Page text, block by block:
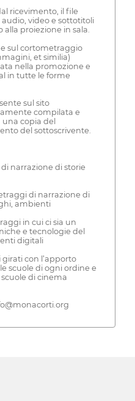
ricevimento, il file
video e sottotitoli
proiezione in sala.
sul cortometraggio
et similia)
nella promozione e
in tutte le forme
sul sito
compilata e
copia del
del sottoscrivente.
narrazione di storie
di narrazione di
ambienti
in cui ci sia un
e tecnologie del
digitali
con l’apporto
scuole di ogni ordine e
di cinema